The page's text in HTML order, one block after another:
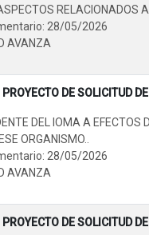
RELACIONADOS
28/05/2026
AVANZA
PROYECTO DE SOLICITUD
DEL IOMA A
ORGANISMO..
28/05/2026
AVANZA
PROYECTO DE SOLICITUD